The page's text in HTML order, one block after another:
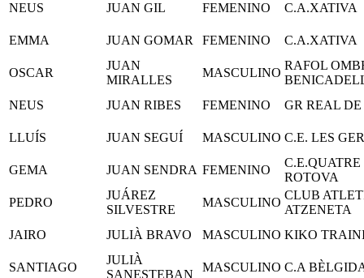
NEUS JUAN GIL FEMENINO C.A.XATIVA
EMMA JUAN GOMAR FEMENINO C.A.XATIVA
OSCAR
JUAN
MIRALLES
MASCULINO
RAFOL
NEUS
JUAN RIBES FEMENINO GR REAL
LLUÍS JUAN SEGUÍ MASCULINO C.E. LES
GEMA JUAN SENDRA FEMENINO
C.E.QUATRE
ROTOVA
PEDRO
JUÁREZ
SILVESTRE
MASCULINO
CLUB
ATZENETA
JAIRO
JULIÀ BRAVO MASCULINO KIKO
SANTIAGO
JULIÀ
SANESTEBAN
MASCULINO C.A